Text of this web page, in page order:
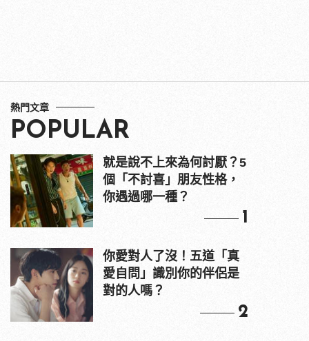
熱門文章
POPULAR
就是說不上來為何討厭？5
個「不討喜」朋友性格，
你遇過哪一種？
1
你愛對人了沒！五道「真
愛自問」識別你的伴侶是
對的人嗎？
2